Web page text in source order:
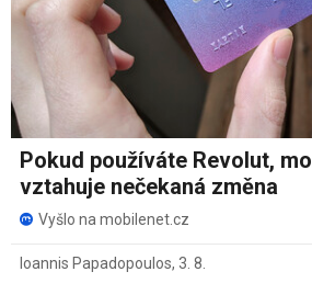
Pokud používáte Revolut,
vztahuje nečekaná změna
Vyšlo na mobilenet.cz
Ioannis Papadopoulos, 3. 8.